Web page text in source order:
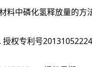
料中磷化氢释放量的方
. 授权专利号